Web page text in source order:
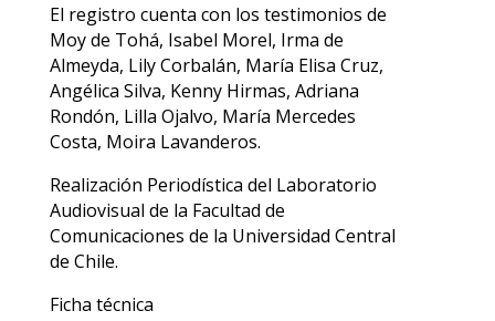
El registro cuenta con los testimonios de
Moy de Tohá, Isabel Morel, Irma de
Almeyda, Lily Corbalán, María Elisa Cruz,
Angélica Silva, Kenny Hirmas, Adriana
Rondón, Lilla Ojalvo, María Mercedes
Costa, Moira Lavanderos.
Realización Periodística del Laboratorio
Audiovisual de la Facultad de
Comunicaciones de la Universidad Central
de Chile.
Ficha técnica